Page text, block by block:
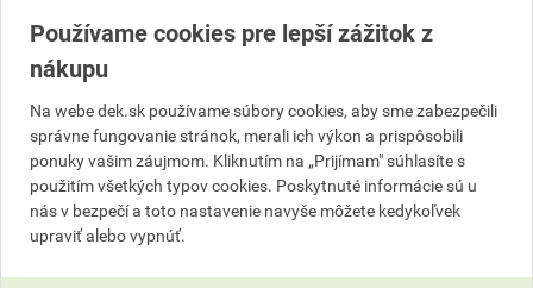
štvorsmerný elastický odľahčený softshell
ElasticTech®Flexi v kombinácii s funkčným
pohybu,
vďaka membráne sú nohavice vhodné aj do
náročných klimatických podmienok, sú
nepremokavé a súčasne priedušné,
ventilačné zipsy so sieťovinou na vonkajšej
Používame cookies pre lepší zážitok z
nákupu
Na webe dek.sk používame súbory cookies, aby sme zabezpečili
správne fungovanie stránok, merali ich výkon a prispôsobili
ponuky vašim záujmom. Kliknutím na „Prijímam" súhlasíte s
použitím všetkých typov cookies. Poskytnuté informácie sú u
nás v bezpečí a toto nastavenie navyše môžete kedykoľvek
upraviť alebo vypnúť.